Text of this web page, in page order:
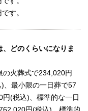
す。
どのくらいになりま
の火葬式で234,020円
、最小限の一日葬で57
(税込)、標準的な一日